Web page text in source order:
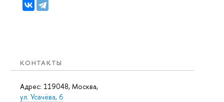
КОНТАКТЫ
Адрес: 119048, Москва,
ул. Усачёва, 6